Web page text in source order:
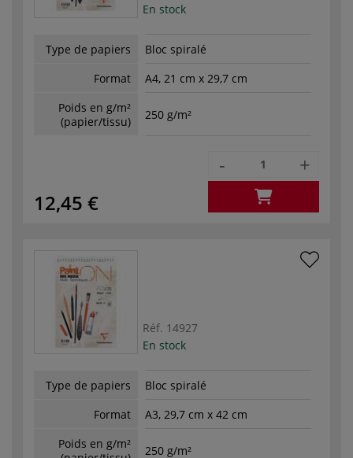
En stock
Type de papiers
Bloc spiralé
Format
A4, 21 cm x 29,7 cm
Poids en g/m²
(papier/tissu)
250 g/m²
12,45 €
- +
Réf. 14927
En stock
Type de papiers
Bloc spiralé
Format
A3, 29,7 cm x 42 cm
Poids en g/m²
250 g/m²